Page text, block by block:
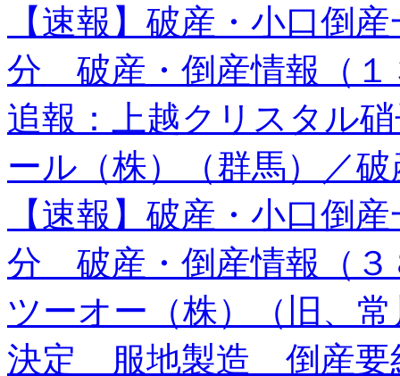
【速報】破産・小口倒
分 破産・倒産情報（１
追報：上越クリスタル
ール（株）（群馬）／
【速報】破産・小口倒
分 破産・倒産情報（３
ツーオー（株）（旧、
決定 服地製造 倒産要